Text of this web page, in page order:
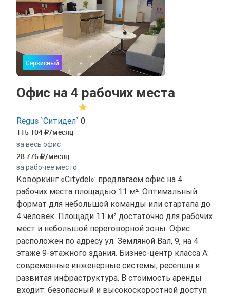
Сервисный
Офис на 4 рабочих места
Regus `Ситидел` 0
115 104 /месяц
за весь офис
28 776 /месяц
за рабочее место
Коворкинг «Citydel»: предлагаем офис на 4
рабочих места площадью 11 м². Оптимальный
формат для небольшой команды или стартапа до
4 человек. Площади 11 м² достаточно для рабочих
мест и небольшой переговорной зоны. Офис
расположен по адресу ул. Земляной Вал, 9, на 4
этаже 9-этажного здания. Бизнес-центр класса A:
современные инженерные системы, ресепшн и
развитая инфраструктура. В стоимость аренды
входит: безопасный и высокоскоростной доступ